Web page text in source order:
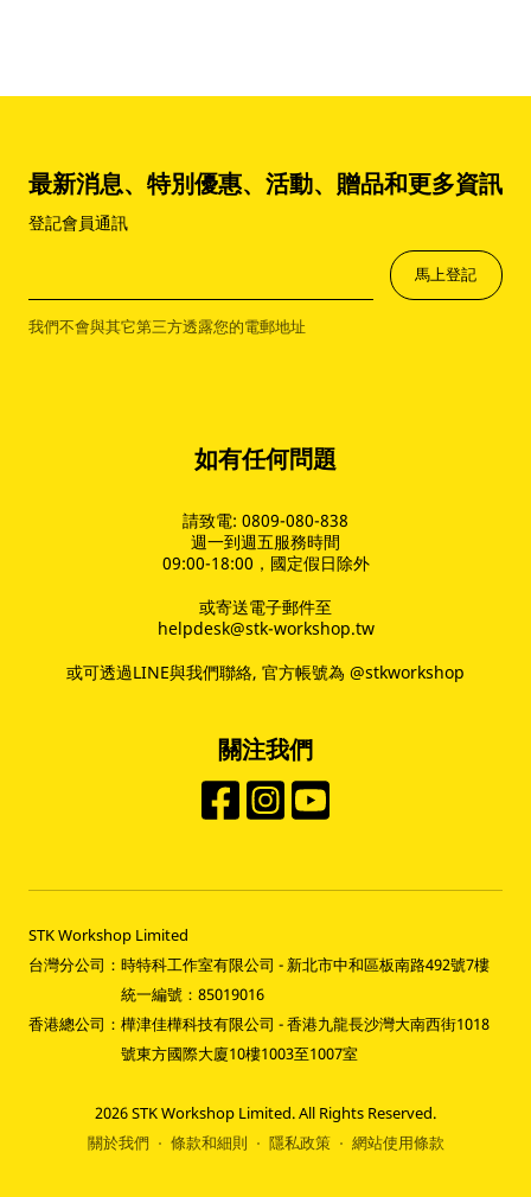
最新消息、特別優惠、活動、贈品和更多資訊
登記會員通訊
馬上登記
我們不會與其它第三方透露您的電郵地址
如有任何問題
請致電: 0809-080-838
週一到週五服務時間
09:00-18:00，國定假日除外
或寄送電子郵件至
helpdesk@stk-workshop.tw
或可透過LINE與我們聯絡, 官方帳號為 @stkworkshop
關注我們
STK Workshop Limited
台灣分公司： 時特科工作室有限公司 - 新北市中和區板南路492號7樓
統一編號：85019016
香港總公司： 樺津佳樺科技有限公司 - 香港九龍長沙灣大南西街1018
號東方國際大廈10樓1003至1007室
2026STK Workshop Limited. All Rights Reserved.
關於我們
條款和細則 隱私政策 網站使用條款